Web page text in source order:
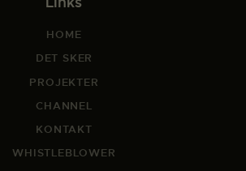
HOME
DET SKER
PROJEKTER
CHANNEL
KONTAKT
WHISTLEBLOWER